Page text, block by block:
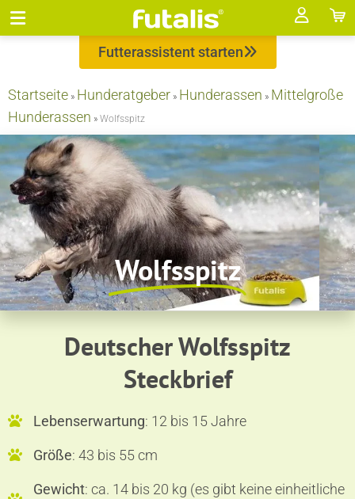
Futterassistent starten
Startseite » Hunderatgeber » Hunderassen » Mittelgroße
Hunderassen » Wolfsspitz
Wolfsspitz
Deutscher Wolfsspitz
Steckbrief
Lebenserwartung: 12 bis 15 Jahre
Größe: 43 bis 55 cm
Gewicht: ca. 14 bis 20 kg (es gibt keine einheitliche